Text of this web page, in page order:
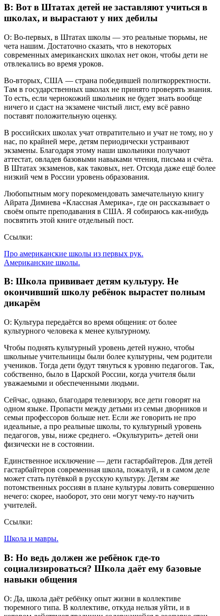
В: Вот в Штатах детей не заставляют учиться в
школах, и вырастают у них дебилы
О: Во-первых, в Штатах школы — это реальные тюрьмы, не
чета нашим. Достаточно сказать, что в некоторых
современных американских школах нет окон, чтобы дети не
отвлекались во время уроков.
Во-вторых, США — страна победившей политкорректности.
Там в государственных школах не принято проверять знания.
То есть, если чернокожий школьник не будет знать вообще
ничего и сдаст на экзамене чистый лист, ему всё равно
поставят положительную оценку.
В российских школах учат отвратительно и учат не тому, но у
нас, по крайней мере, детям периодически устраивают
экзамены. Благодаря этому наши школьники получают
аттестат, овладев базовыми навыками чтения, письма и счёта.
В Штатах экзаменов, как таковых, нет. Отсюда даже ещё более
низкий чем в России уровень образования.
Любопытным могу порекомендовать замечательную книгу
Айрата Димиева «Классная Америка», где он рассказывает о
своём опыте преподавания в США. Я собираюсь как-нибудь
посвятить этой книге отдельный пост.
Ссылки:
Про американские школы из первых рук.
Американские школы.
В: Школа прививает детям культуру. Не
окончивший школу ребёнок вырастет полным
дикарём
О: Культура передаётся во время общения: от более
культурного человека к менее культурному.
Чтобы поднять культурный уровень детей нужно, чтобы
школьные учительницы были более культурны, чем родители
учеников. Тогда дети будут тянуться к уровню педагогов. Так,
собственно, было в Царской России, когда учителя были
уважаемыми и обеспеченными людьми.
Сейчас, однако, благодаря телевизору, все дети говорят на
одном языке. Пропасти между детьми из семьи дворников и
семьи профессоров больше нет. Если же говорить не про
идеальные, а про реальные школы, то культурный уровень
педагогов, увы, ниже среднего. «Окультурить» детей они
физически не в состоянии.
Единственное исключение — дети гастарбайтеров. Для детей
гастарбайтеров современная школа, пожалуй, и в самом деле
может стать путёвкой в русскую культуру. Детям же
потомственных россиян в плане культуры ловить совершенно
нечего: скорее, наоборот, это они могут чему-то научить
учителей.
Ссылки:
Школа и мавры.
В: Но ведь должен же ребёнок где-то
социализироваться? Школа даёт ему базовые
навыки общения
О: Да, школа даёт ребёнку опыт жизни в коллективе
тюремного типа. В коллективе, откуда нельзя уйти, и в